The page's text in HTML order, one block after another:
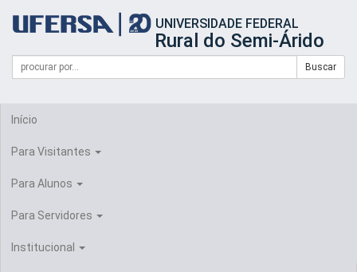
portal
UFERSA
UNIVERSIDADE FEDERAL
Rural do Semi-Árido
Formulário
Busca
Campo
de
Buscar
Início
Para Visitantes
Para Alunos
Para Servidores
Institucional